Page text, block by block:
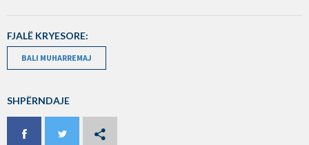
FJALË KRYESORE:
BALI MUHARREMAJ
SHPËRNDAJE